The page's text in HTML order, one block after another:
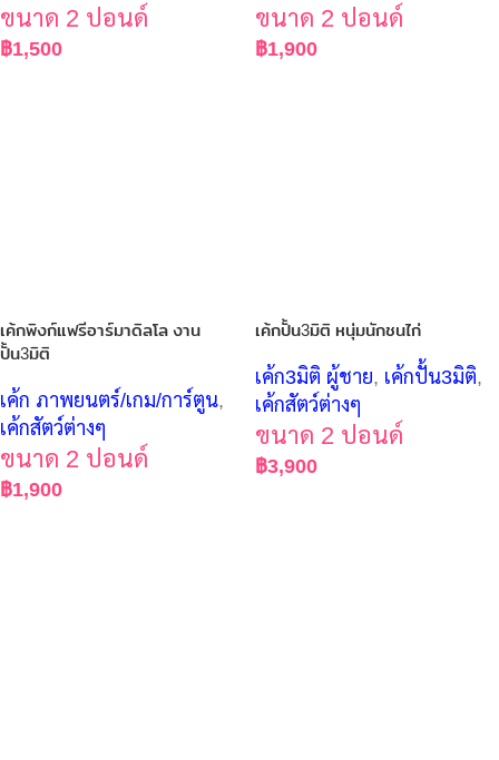
ขนาด 2 ปอนด์
฿1,500
ขนาด 2 ปอนด์
฿1,900
เค้กพิงก์แฟรีอาร์มาดิลโล งาน
ปั้น3มิติ
เค้ก ภาพยนตร์/เกม/การ์ตูน,
เค้กสัตว์ต่างๆ
ขนาด 2 ปอนด์
฿1,900
เค้กปั้น3มิติ หนุ่มนักชนไก่
เค้ก3มิติ ผู้ชาย, เค้กปั้น3มิติ,
เค้กสัตว์ต่างๆ
ขนาด 2 ปอนด์
฿3,900